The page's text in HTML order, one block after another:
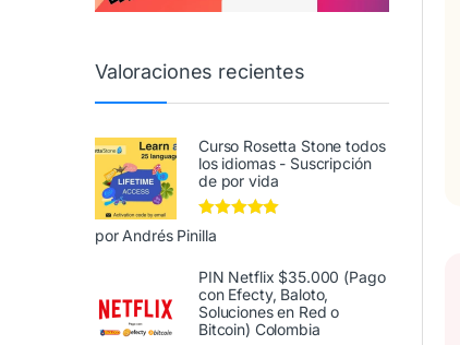
Valoraciones recientes
Curso Rosetta Stone todos
los idiomas - Suscripción
de por vida
Valorado en
de 5
por Andrés Pinilla
PIN Netflix $35.000 (Pago
con Efecty, Baloto,
Soluciones en Red o
Bitcoin) Colombia